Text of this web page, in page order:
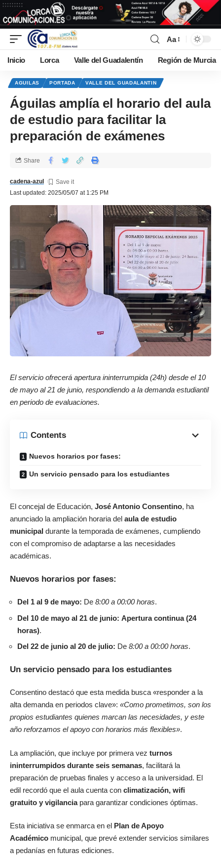
Aa
Inicio Lorca Valle del Guadalentín Región de Murcia
AGUILAS PORTADA VALLE DEL GUADALANTIN
Águilas amplía el horario del aula
de estudio para facilitar la
preparación de exámenes
Last updated: 2025/05/07 at 1:25 PM
cadena-azul
Share
El servicio ofrecerá apertura ininterrumpida (24h) desde el 10
de mayo al 21 de junio, respondiendo a la demanda estudiantil
en periodo de evaluaciones.
Contents
Nuevos horarios por fases:
Un servicio pensado para los estudiantes
El concejal de Educación, José Antonio Consentino, ha
anunciado la ampliación horaria del aula de estudio
municipal durante la temporada de exámenes, cumpliendo
con el compromiso de adaptarse a las necesidades
académicas.
Nuevos horarios por fases:
Del 1 al 9 de mayo: De 8:00 a 00:00 horas.
Del 10 de mayo al 21 de junio: Apertura continua (24
horas).
Del 22 de junio al 20 de julio: De 8:00 a 00:00 horas.
Un servicio pensado para los estudiantes
Consentino destacó que esta medida busca «responder a la
alta demanda en periodos clave»: «Como prometimos, son los
propios estudiantes quienes marcan las necesidades, y este
año reforzamos el apoyo con horarios más flexibles».
La ampliación, que incluye por primera vez turnos
ininterrumpidos durante seis semanas, facilitará la
preparación de pruebas finales y acceso a la universidad. El
edil recordó que el aula cuenta con climatización, wifi
gratuito y vigilanciapara garantizar condiciones óptimas.
Esta iniciativa se enmarca en el Plan de Apoyo
Académico municipal, que prevé extender servicios similares
a pedanías en futuras ediciones.